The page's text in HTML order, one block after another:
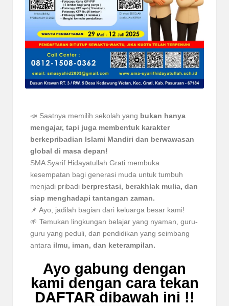
📣 Saatnya memilih sekolah yang bukan hanya
mengajar, tapi juga membentuk karakter
berkepribadian Islami Mandiri dan berwawasan
global di masa depan!
SMA Syarif Hidayatullah Grati membuka
kesempatan bagi generasi muda untuk tumbuh
menjadi pribadi berprestasi, berakhlak mulia, dan
siap menghadapi tantangan zaman.
📌 Ayo, jadilah bagian dari keluarga besar kami!
🌱 Temukan lingkungan belajar yang nyaman, guru-
guru yang peduli, dan pendidikan yang seimbang
antara ilmu, iman, dan keterampilan.
Ayo gabung dengan
kami dengan cara tekan
DAFTAR dibawah ini !!